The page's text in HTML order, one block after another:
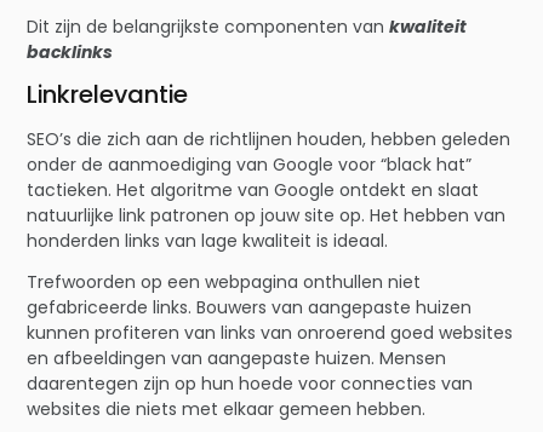
Dit zijn de belangrijkste componenten vankwaliteit
backlinks
Linkrelevantie
SEO’s die zich aan de richtlijnen houden, hebben geleden
onder de aanmoediging van Google voor “black hat”
tactieken. Het algoritme van Google ontdekt en slaat
natuurlijke link patronen op jouw site op. Het hebben van
honderden links van lage kwaliteit is ideaal.
Trefwoorden op een webpagina onthullen niet
gefabriceerde links. Bouwers van aangepaste huizen
kunnen profiteren van links van onroerend goed websites
en afbeeldingen van aangepaste huizen. Mensen
daarentegen zijn op hun hoede voor connecties van
websites die niets met elkaar gemeen hebben.